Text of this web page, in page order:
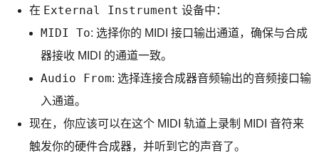
在 External Instrument 设备中：
MIDI To: 选择你的 MIDI 接口输出通道，确保与合成
器接收 MIDI 的通道一致。
Audio From: 选择连接合成器音频输出的音频接口输
入通道。
现在，你应该可以在这个 MIDI 轨道上录制 MIDI 音符来
触发你的硬件合成器，并听到它的声音了。